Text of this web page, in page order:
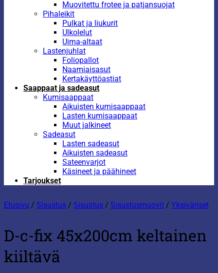
Muovitettu frotee ja patjansuojat
Pihaleikit
Pulkat ja liukurit
Ulkolelut
Uima-altaat
Lastenjuhlat
Foliopallot
Naamiaisasut
Kertakäyttöastiat
Saappaat ja sadeasut
Kumisaappaat
Aikuisten kumisaappaat
Lasten kumisaappaat
Muut jalkineet
Sadeasut
Lasten sadeasut
Aikuisten sadeasut
Sateenvarjot
Käsineet ja päähineet
Tarjoukset
Etusivu / Sisustus / Sisustus / Sisustusmuovit / Yksiväriset
D-c-fix 45x200cm keltainen
kiiltävä